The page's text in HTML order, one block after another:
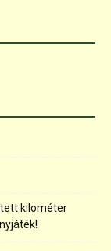
kilométer